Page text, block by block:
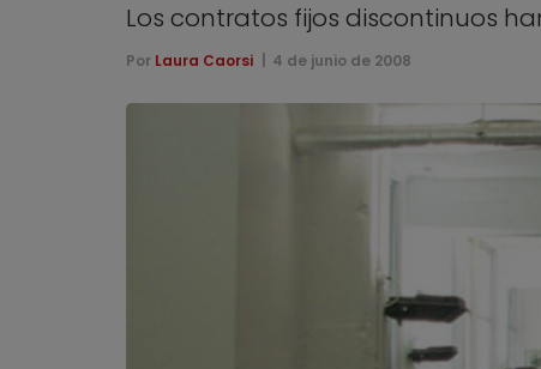
Los contratos fijos discontinuos
Por Laura Caorsi 4 de junio de 2008